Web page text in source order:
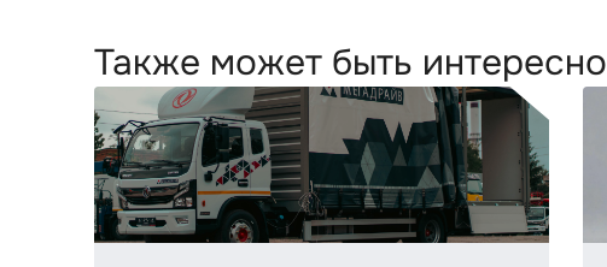
Также может быть интересно